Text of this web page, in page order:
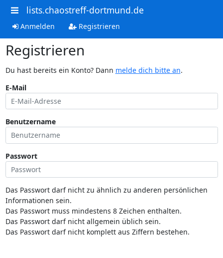
lists.chaostreff-dortmund.de
Anmelden Registrieren
Registrieren
Du hast bereits ein Konto? Dann melde dich bitte an.
E-Mail
Benutzername
Passwort
Das Passwort darf nicht zu ähnlich zu anderen persönlichen
Informationen sein.
Das Passwort muss mindestens 8 Zeichen enthalten.
Das Passwort darf nicht allgemein üblich sein.
Das Passwort darf nicht komplett aus Ziffern bestehen.